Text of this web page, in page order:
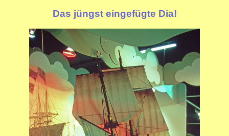
Das jüngst eingefügte Dia!